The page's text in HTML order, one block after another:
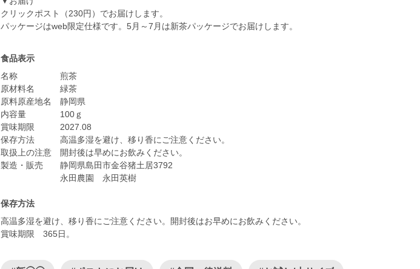
クリックポスト（230円）でお届けします。
パッケージはweb限定仕様です。5月～7月は新茶パッケージでお届けします。
食品表示
名称 煎茶
原材料名 緑茶
原料原産地名 静岡県
内容量 100ｇ
賞味期限 2027.08
保存方法 高温多湿を避け、移り香にご注意ください。
取扱上の注意 開封後は早めにお飲みください。
製造・販売 静岡県島田市金谷猪土居3792
永田農園 永田英樹
保存方法
高温多湿を避け、移り香にご注意ください。開封後はお早めにお飲みください。
賞味期限 365日。